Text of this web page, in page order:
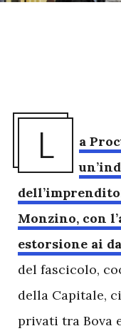
L
a
Monzino, con
estorsione ai
del fascicolo,
della Capitale,
privati tra Bova